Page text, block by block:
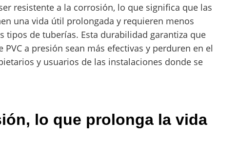
resistente a la corrosión, lo que significa que las
una vida útil prolongada y requieren menos
de tuberías. Esta durabilidad garantiza que
a presión sean más efectivas y perduren en el
y usuarios de las instalaciones donde se
lo que prolonga la vida